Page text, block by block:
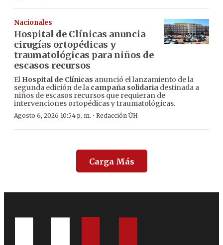
Nacionales
Hospital de Clínicas anuncia
cirugías ortopédicas y
traumatológicas para niños de
escasos recursos
El Hospital de Clínicas anunció el lanzamiento de la
segunda edición de la campaña solidaria destinada a
niños de escasos recursos que requieran de
intervenciones ortopédicas y traumatológicas.
Agosto 6, 2026 10:54 p. m. · Redacción ÚH
Carga Más